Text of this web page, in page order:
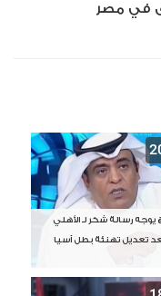
في مصر
يوجه رسالة شكر لـ الأهلي
تعديل تهنئة بطل آسيا